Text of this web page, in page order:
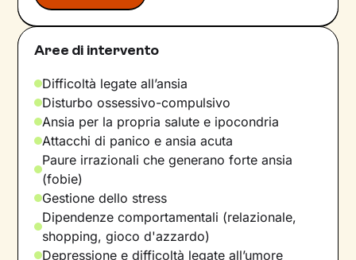
Aree di intervento
Difficoltà legate all’ansia
Disturbo ossessivo-compulsivo
Ansia per la propria salute e ipocondria
Attacchi di panico e ansia acuta
Paure irrazionali che generano forte ansia
(fobie)
Gestione dello stress
Dipendenze comportamentali (relazionale,
shopping, gioco d'azzardo)
Depressione e difficoltà legate all’umore